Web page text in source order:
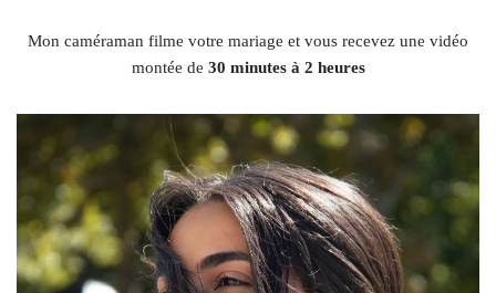
Mon caméraman filme votre mariage et vous recevez une vidéo
montée de 30 minutes à 2 heures